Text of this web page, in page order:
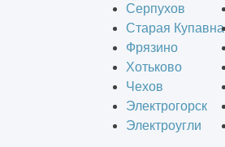
Серпухов
Старая Купавна
Фрязино
Хотьково
Чехов
Электрогорск
Электроугли